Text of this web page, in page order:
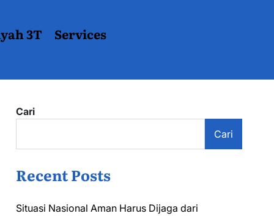
3T Services
Cari
Cari
Recent Posts
Situasi Nasional Aman Harus Dijaga dari